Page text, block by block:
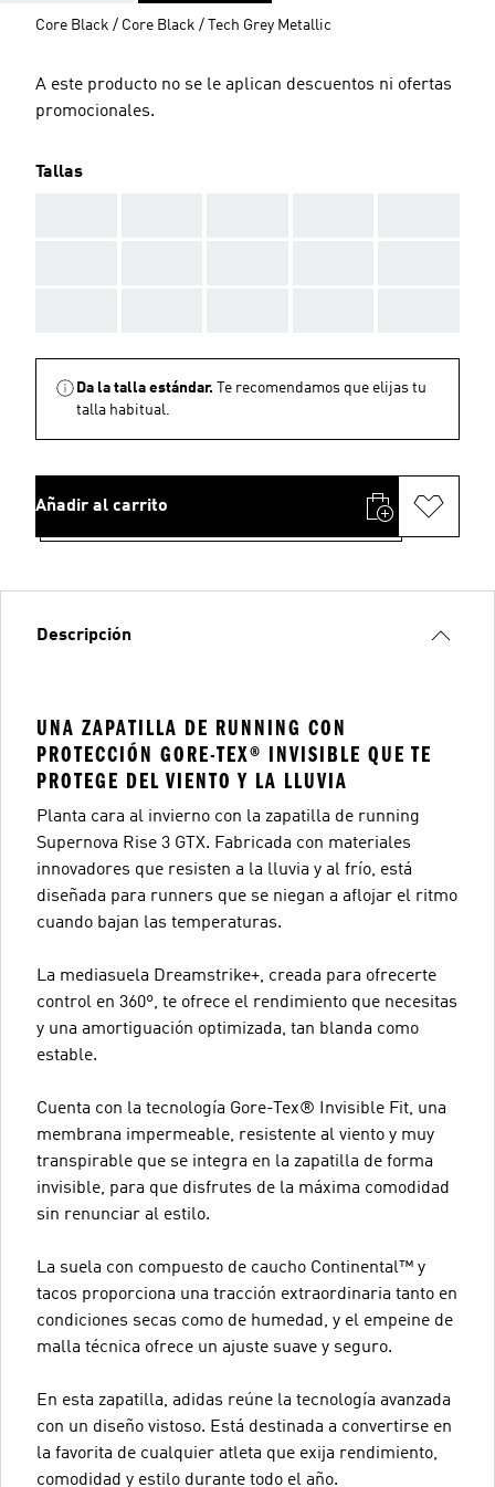
Core Black / Core Black / Tech Grey Metallic
A este producto no se le aplican descuentos ni ofertas
promocionales.
Tallas
Da la talla estándar.
Te recomendamos que elijas tu
talla habitual.
Añadir al carrito
Descripción
UNA ZAPATILLA DE RUNNING CON
PROTECCIÓN GORE-TEX® INVISIBLE QUE TE
PROTEGE DEL VIENTO Y LA LLUVIA
Planta cara al invierno con la zapatilla de running
Supernova Rise 3 GTX. Fabricada con materiales
innovadores que resisten a la lluvia y al frío, está
diseñada para runners que se niegan a aflojar el ritmo
cuando bajan las temperaturas.
La mediasuela Dreamstrike+, creada para ofrecerte
control en 360º, te ofrece el rendimiento que necesitas
y una amortiguación optimizada, tan blanda como
estable.
Cuenta con la tecnología Gore-Tex® Invisible Fit, una
membrana impermeable, resistente al viento y muy
transpirable que se integra en la zapatilla de forma
invisible, para que disfrutes de la máxima comodidad
sin renunciar al estilo.
La suela con compuesto de caucho Continental™ y
tacos proporciona una tracción extraordinaria tanto en
condiciones secas como de humedad, y el empeine de
malla técnica ofrece un ajuste suave y seguro.
En esta zapatilla, adidas reúne la tecnología avanzada
con un diseño vistoso. Está destinada a convertirse en
la favorita de cualquier atleta que exija rendimiento,
comodidad y estilo durante todo el año.